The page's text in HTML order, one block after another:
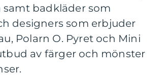
badkläder som
designers som erbjuder
Polarn O. Pyret och Mini
av färger och mönster